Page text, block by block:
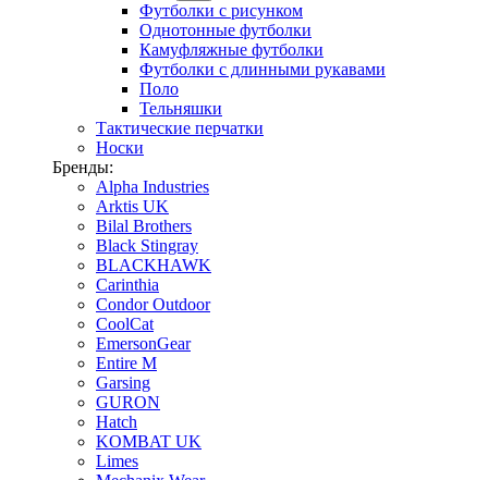
Футболки с рисунком
Однотонные футболки
Камуфляжные футболки
Футболки с длинными рукавами
Поло
Тельняшки
Тактические перчатки
Носки
Бренды:
Alpha Industries
Arktis UK
Bilal Brothers
Black Stingray
BLACKHAWK
Carinthia
Condor Outdoor
CoolCat
EmersonGear
Entire M
Garsing
GURON
Hatch
KOMBAT UK
Limes